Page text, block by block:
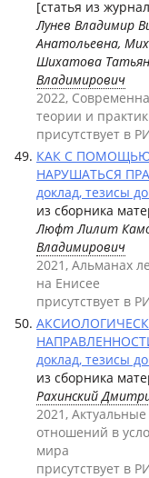
[статья из
Лунев Владимир
Анатольевна,
Шихатова
Владимирович
2022,
теории и
присутствует в
КАК С
НАРУШАТЬСЯ
доклад, тезисы
из сборника
Люфт Лилит
Владимирович
2021, Альманах
на Енисее
присутствует в
доклад, тезисы
из сборника
Рахинский
2021,
отношений в
мира
присутствует в